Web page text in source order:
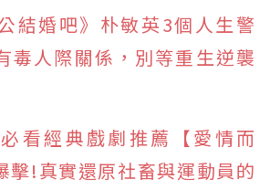
結婚吧》朴敏英3個人生警
毒人際關係，別等重生逆襲
看經典戲劇推薦【愛情而
擊!真實還原社畜與運動員的